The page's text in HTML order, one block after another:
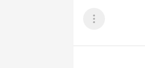
عرض القائمة